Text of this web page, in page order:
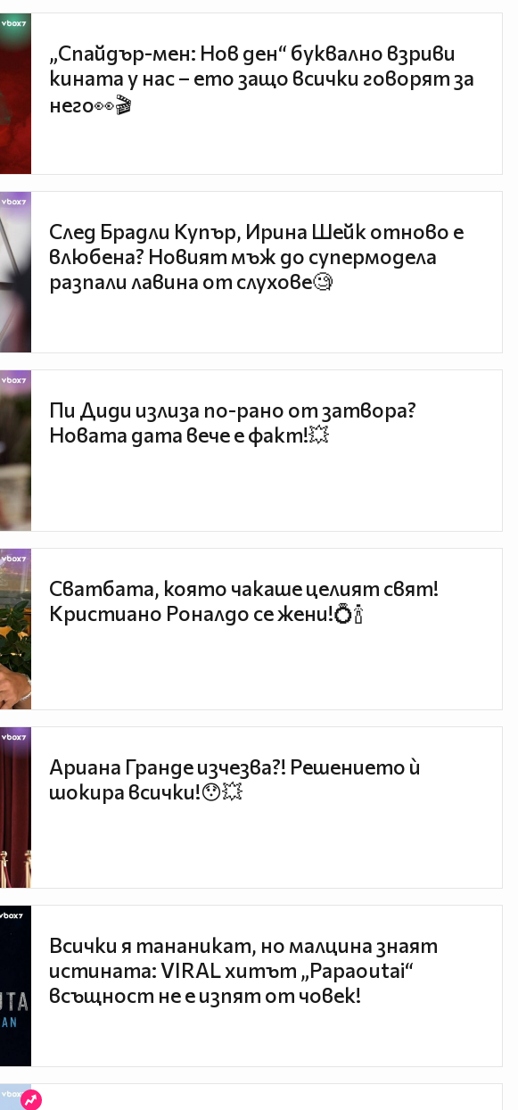
„Спайдър-мен: Нов ден“ буквално взриви
кината у нас – ето защо всички говорят за
него👀🎬
След Брадли Купър, Ирина Шейк отново е
влюбена? Новият мъж до супермодела
разпали лавина от слухове🧐
Пи Диди излиза по-рано от затвора?
Новата дата вече е факт!💥
Сватбата, която чакаше целият свят!
Кристиано Роналдо се жени!💍🍾
Ариана Гранде изчезва?! Решението ѝ
шокира всички!😯💥
Всички я тананикат, но малцина знаят
истината: VIRAL хитът „Papaoutai“
всъщност не е изпят от човек!